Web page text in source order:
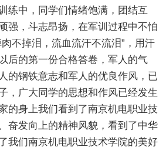
练中，同学们情绪饱满，团结互
强，斗志昂扬，在军训过程中不怕
不掉泪，流血流汗不流泪”，用汗
后的第一份合格答卷，军人的气
的钢铁意志和军人的优良作风，已
，广大同学的思想和作风已经发生
的身上我们看到了南京机电职业技
奋发向上的精神风貌，看到了中华
我们南京机电职业技术学院的美好